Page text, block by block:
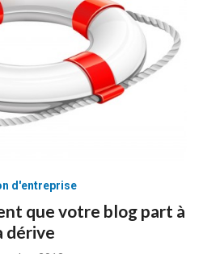
d'entreprise
que votre blog part à
dérive